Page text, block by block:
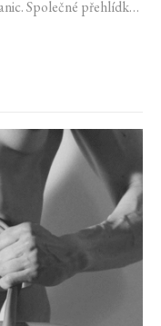
Společné přehlídky,
jinak.